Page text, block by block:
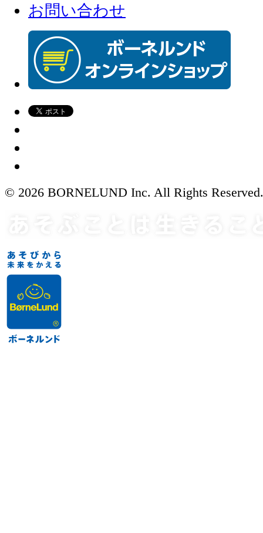
お問い合わせ
© 2026 BORNELUND Inc. All Rights Reserved.